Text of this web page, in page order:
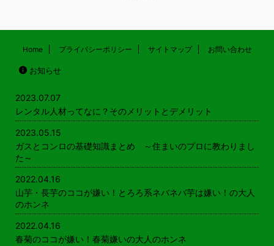
ストレスフ
方がうま
ルカリ電池どっちが良いの？ 記事を
食べてます
Home プライバシーポリシー サイトマップ お問い合わせ
お知らせ
2023.07.07
レンタル人材ってなに？そのメリットとデメリット
2023.05.15
ガスとコンロの基礎知識まとめ ～住まいのプロに教わりまし
た～
2022.04.16
山芋・長芋のココが嫌い！とろろ系ネバネバ芋は嫌い！の大人
のホンネ
2022.04.16
春菊のココが嫌い！春菊嫌いの大人のホンネ